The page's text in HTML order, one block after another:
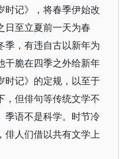
时记》，将春季伊始改
日至立夏前一天为春
季，有违自古以新年为
干脆在四季之外给新年
时记》的定规，以至于
，但俳句等传统文学不
季语不是科学。时节冷
俳人们借以共有文学上